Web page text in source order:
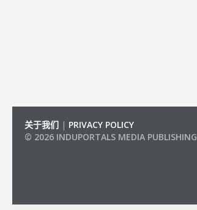
关于我们 | PRIVACY POLICY
© 2026 INDUPORTALS MEDIA PUBLISHING